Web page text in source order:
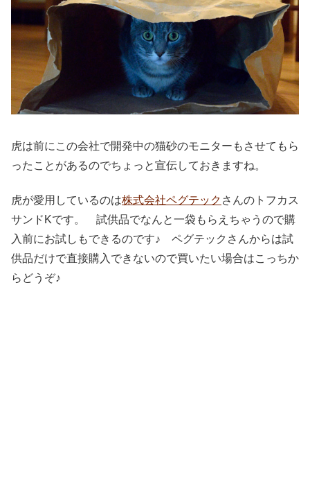
虎は前にこの会社で開発中の猫砂のモニターもさせてもら
ったことがあるのでちょっと宣伝しておきますね。
虎が愛用しているのは株式会社ペグテック さんのトフカス
サンドKです。 試供品でなんと一袋もらえちゃうので購
入前にお試しもできるのです♪ ペグテックさんからは試
供品だけで直接購入できないので買いたい場合はこっちか
らどうぞ♪